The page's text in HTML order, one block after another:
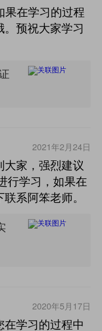
果在学习的过程
预祝大家学习
2021年2月24日
家，强烈建议
行学习，如果在
系阿笨老师。
2020年5月17日
学习的过程中